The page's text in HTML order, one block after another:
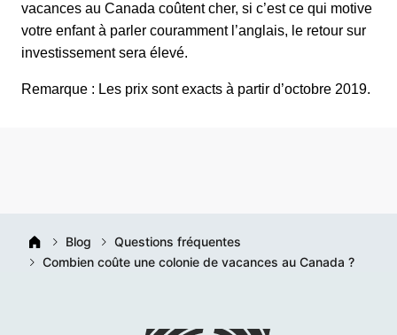
vacances au Canada coûtent cher, si c’est ce qui motive
votre enfant à parler couramment l’anglais, le retour sur
investissement sera élevé.
Remarque : Les prix sont exacts à partir d’octobre 2019.
Blog
Questions fréquentes
Combien coûte une colonie de vacances au Canada ?